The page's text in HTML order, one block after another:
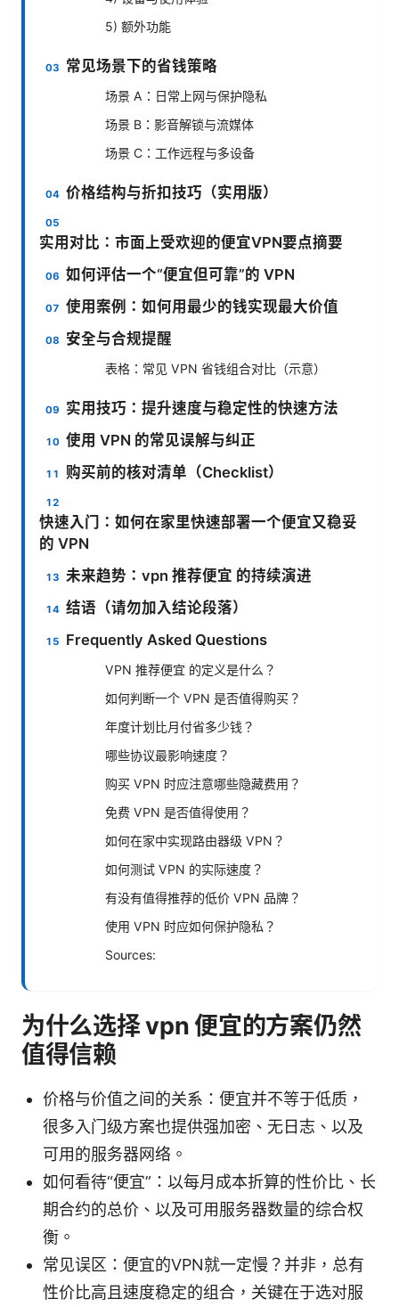
5) 额外功能
常见场景下的省钱策略
场景 A：日常上网与保护隐私
场景 B：影音解锁与流媒体
场景 C：工作远程与多设备
价格结构与折扣技巧（实用版）
实用对比：市面上受欢迎的便宜VPN要点摘要
如何评估一个“便宜但可靠”的 VPN
使用案例：如何用最少的钱实现最大价值
安全与合规提醒
表格：常见 VPN 省钱组合对比（示意）
实用技巧：提升速度与稳定性的快速方法
使用 VPN 的常见误解与纠正
购买前的核对清单（Checklist）
快速入门：如何在家里快速部署一个便宜又稳妥
的 VPN
未来趋势：vpn 推荐便宜 的持续演进
结语（请勿加入结论段落）
Frequently Asked Questions
VPN 推荐便宜 的定义是什么？
如何判断一个 VPN 是否值得购买？
年度计划比月付省多少钱？
哪些协议最影响速度？
购买 VPN 时应注意哪些隐藏费用？
免费 VPN 是否值得使用？
如何在家中实现路由器级 VPN？
如何测试 VPN 的实际速度？
有没有值得推荐的低价 VPN 品牌？
使用 VPN 时应如何保护隐私？
Sources:
为什么选择 vpn 便宜的方案仍然
值得信赖
价格与价值之间的关系：便宜并不等于低质，
很多入门级方案也提供强加密、无日志、以及
可用的服务器网络。
如何看待“便宜”：以每月成本折算的性价比、长
期合约的总价、以及可用服务器数量的综合权
衡。
常见误区：便宜的VPN就一定慢？并非，总有
性价比高且速度稳定的组合，关键在于选对服